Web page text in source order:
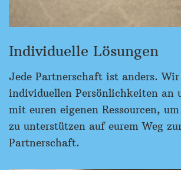
Individuelle Lösungen
Jede Partnerschaft ist anders.
individuellen Persönlichkeiten an
mit euren eigenen Ressourcen,
zu unterstützen auf eurem Weg
Partnerschaft.